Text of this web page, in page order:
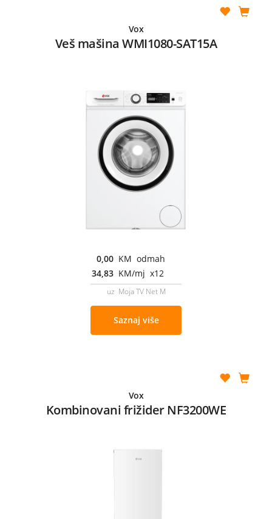
Vox
Veš mašina WMI1080-SAT15A
0,00 KM odmah
34,83 KM/mj x12
uz Moja TV Net M
Saznaj više
Vox
Kombinovani frižider NF3200WE